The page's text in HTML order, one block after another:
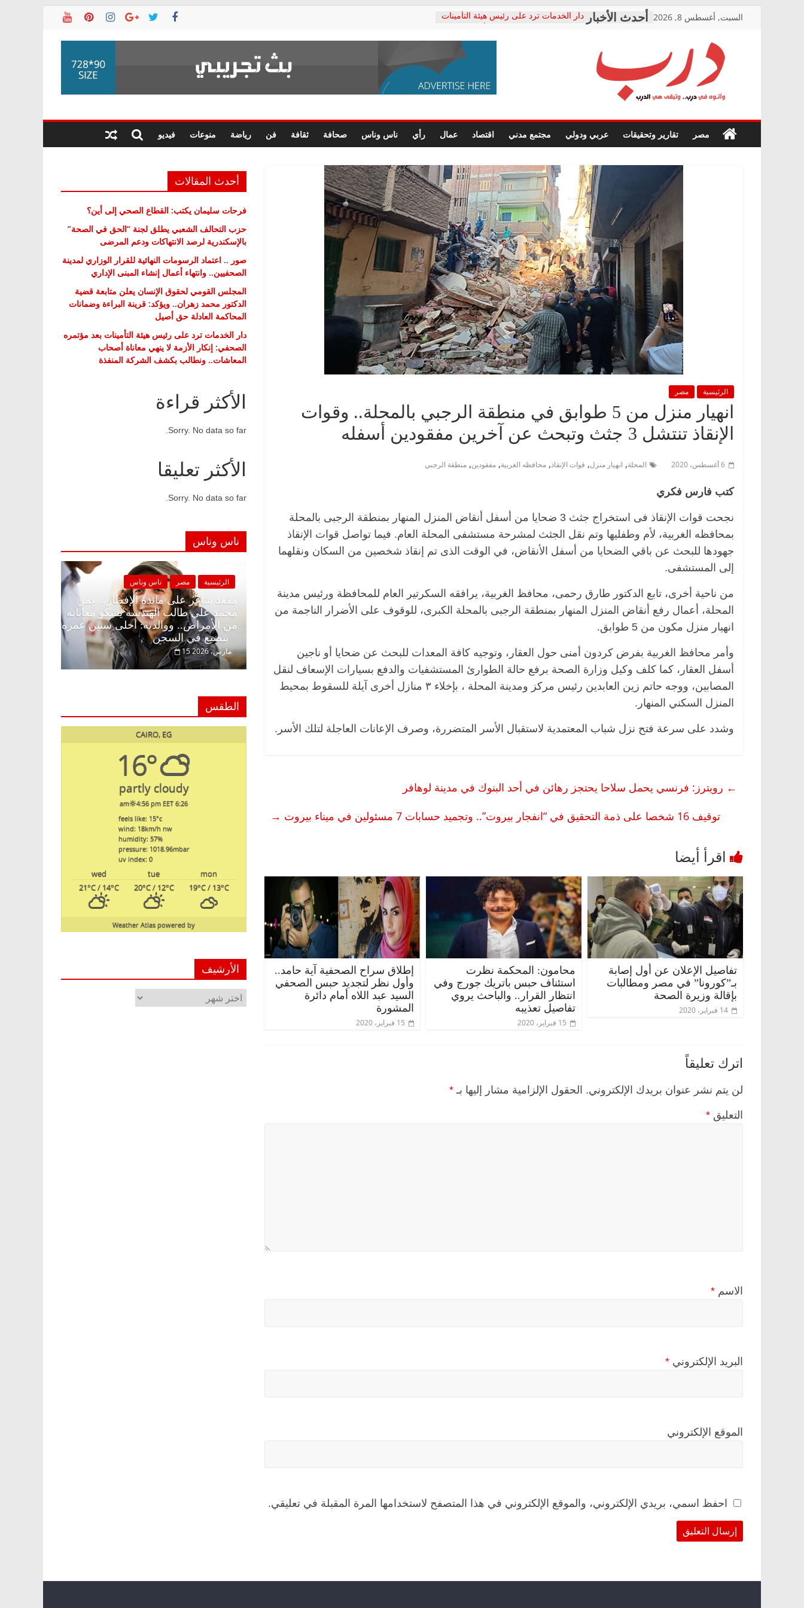
السبت, أغسطس 8, 2026
دار الخدمات ترد على رئيس هيئة التأمينات
معاناة أصحاب المعاشات.. ونطالب بكشف
فرحات سليمان يكتب: القطاع الصحي إلى
حزب التحالف الشعبي يطلق لجنة “الحق
صور .. اعتماد الرسومات النهائية للقرار
الوزاري لمدينة الصحفيين.. وانتهاء أعمال
إنشاء المبنى الإداري
متابعة قضية الدكتور محمد زهران.. ويؤكد:
قرينة البراءة وضمانات المحاكمة العادلة
حق أصيل
درب
في
درب..
مصر تقارير وتحقيقات عربي ودولي مجتمع مدني اقتصاد عمال رأي ناس وناس صحافة ثقافة فن رياضة منوعات فيديو
الرئيسية مصر
انهيار منزل من 5 طوابق في منطقة الرجبي بالمحلة.. وقوات
الإنقاذ تنتشل 3 جثث وتبحث عن آخرين مفقودين أسفله
6 أغسطس، 2020 المحلة, انهيار منزل, قوات الإنقاذ, محافظه الغربية, مفقودين, منطقة الرجبي
كتب فارس فكري
نجحت قوات الإنقاذ فى استخراج جثث 3 ضحايا من أسفل أنقاض المنزل المنهار بمنطقة الرجبى بالمحلة
بمحافظه الغربية، لأم وطفليها وتم نقل الجثث لمشرحة مستشفى المحلة العام. فيما تواصل قوات الإنقاذ
جهودها للبحث عن باقي الضحايا من أسفل الأنقاض، في الوقت الذى تم إنقاذ شخصين من السكان ونقلهما
إلى المستشفى.
من ناحية أخرى، تابع الدكتور طارق رحمى، محافظ الغربية، يرافقه السكرتير العام للمحافظة ورئيس مدينة
المحلة، أعمال رفع أنقاض المنزل المنهار بمنطقة الرجبى بالمحلة الكبرى، للوقوف على الأضرار الناجمة من
انهيار منزل مكون من 5 طوابق.
وأمر محافظ الغربية بفرض كردون أمنى حول العقار، وتوجيه كافة المعدات للبحث عن ضحايا أو ناجين
أسفل العقار، كما كلف وكيل وزارة الصحة برفع حالة الطوارئ المستشفيات والدفع بسيارات الإسعاف لنقل
المصابين، ووجه حاتم زين العابدين رئيس مركز ومدينة المحلة ، بإخلاء ٣ منازل أخرى آيلة للسقوط بمحيط
المنزل السكني المنهار.
وشدد على سرعة فتح نزل شباب المعتمدية لاستقبال الأسر المتضررة، وصرف الإعانات العاجلة لتلك الأسر.
← رويترز: فرنسي يحمل سلاحا يحتجز رهائن في أحد البنوك في مدينة لوهافر
توقيف 16 شخصا على ذمة التحقيق في “انفجار بيروت”.. وتجميد حسابات 7 مسئولين في ميناء بيروت
→
تفاصيل الإعلان عن أول إصابة
بـ”كورونا” في مصر ومطالبات
بإقالة وزيرة الصحة
14 فبراير، 2020
محامون: المحكمة نظرت
استئناف حبس باتريك جورج وفي
انتظار القرار.. والباحث يروي
تفاصيل تعذيبه
15 فبراير، 2020
إطلاق سراح الصحفية آية حامد..
وأول نظر لتجديد حبس الصحفي
السيد عبد اللاه أمام دائرة
المشورة
15 فبراير، 2020
اترك تعليقاً
لن يتم نشر عنوان بريدك الإلكتروني. الحقول الإلزامية مشار إليها بـ *
التعليق *
الاسم *
البريد الإلكتروني *
الموقع الإلكتروني
احفظ اسمي، بريدي الإلكتروني، والموقع الإلكتروني في هذا المتصفح لاستخدامها المرة المقبلة في تعليقي.
أحدث المقالات
فرحات سليمان يكتب: القطاع الصحي إلى أين؟
حزب التحالف الشعبي يطلق لجنة “الحق في الصحة”
بالإسكندرية لرصد الانتهاكات ودعم المرضى
صور .. اعتماد الرسومات النهائية للقرار الوزاري لمدينة
الصحفيين.. وانتهاء أعمال إنشاء المبنى الإداري
المجلس القومي لحقوق الإنسان يعلن متابعة قضية
الدكتور محمد زهران.. ويؤكد: قرينة البراءة وضمانات
المحاكمة العادلة حق أصيل
دار الخدمات ترد على رئيس هيئة التأمينات بعد مؤتمره
الصحفي: إنكار الأزمة لا ينهي معاناة أصحاب
المعاشات.. ونطالب بكشف الشركة المنفذة
الأكثر قراءة
Sorry. No data so far.
الأكثر تعليقا
Sorry. No data so far.
ناس وناس
الرئيسية مصر
مقعد شاغر على مائدة
محمد علي طالب الهندسة يشكو
من الأمراض.. ووالدته: أحلى
بتضيع في السجن
15 مارس، 2026
ناس وناس
مقعد شاغر على الإفطار وبلكونة بلا زينة
رمضان.. د. عبدالخالق فاروق خبير
اقتصادي في انتظار حلم الحرية ولمة
22 فبراير، 2026
مقعد شاغر على مائدة الإفطار.. يحيى
حسين عبدالهادي فارس مقاومة
21 فبراير، 2026
الرئيسية مصر ناس وناس
في ذكرى رحيله.. د. نور فرحات فقيه
قانوني دافع عن قضايا الوطن وانحاز
26 يناير، 2026
خبير اقتصادي
وحيداً على أبواب
الطقس
CAIRO, EG
16°
partly cloudy
6:26 am
4:56 pm EET
feels like: 15°c
wind: 18km/h nw
humidity: 57%
pressure: 1018.96mbar
uv index: 0
mon
tue
wed
19°C/ 13°C
20°C/ 12°C
21°C/ 14°C
powered by
Weather Atlas
الأرشيف
الأرشيف